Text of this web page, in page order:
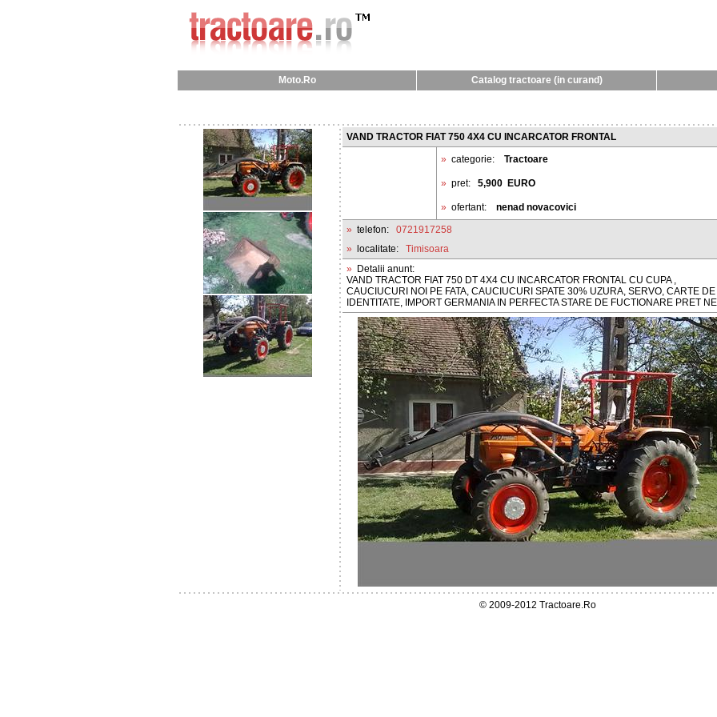
Moto.Ro Catalog tractoare (in curand)
VAND TRACTOR FIAT 750 4X4 CU INCARCATOR FRONTAL
» categorie: Tractoare
» pret: 5,900 EURO
» ofertant:
nenad novacovici
» telefon:
0721917258
»
localitate:
Timisoara
»
Detalii anunt:
VAND TRACTOR FIAT 750 DT 4X4 CU INCARCATOR FRONTAL CU CUPA ,
CAUCIUCURI NOI PE FATA, CAUCIUCURI SPATE 30% UZURA, SERVO, CARTE DE
IDENTITATE, IMPORT GERMANIA IN PERFECTA STARE DE FUCTIONARE PRET
© 2009-2012 Tractoare.Ro